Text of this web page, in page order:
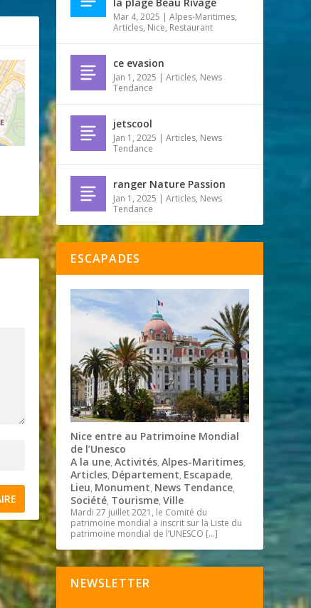
la plage Beau Rivage
Mar 4, 2025 |Alpes-Maritimes,
Articles, Nice, Restaurant
ce evasion
Jan 1, 2025 |Articles, News
Tendance
jetscool
Jan 1, 2025 |Articles, News
Tendance
ranger Nature Passion
Jan 1, 2025 |Articles, News
Tendance
ESCAPADES
Nice entre au Patrimoine Mondial
de l’Unesco
A la une,Activités,Alpes-Maritimes,
Articles, Département, Escapade,
Lieu, Monument, News Tendance,
Société, Tourisme,Ville
Mardi 27 juillet 2021, le Comité du
patrimoine mondial a inscrit sur la Liste du
patrimoine mondial de l’UNESCO […]
NEWSLETTER